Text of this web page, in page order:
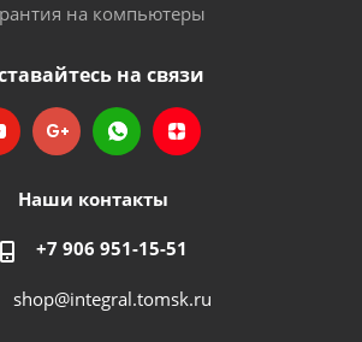
на компьютеры
на связи
Наши контакты
+7 906 951-15-51
shop@integral.tomsk.ru